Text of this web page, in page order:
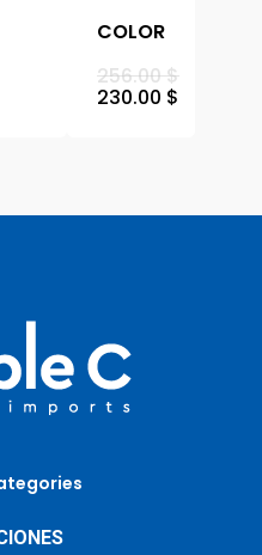
COLOR
256.00$
230.00 $